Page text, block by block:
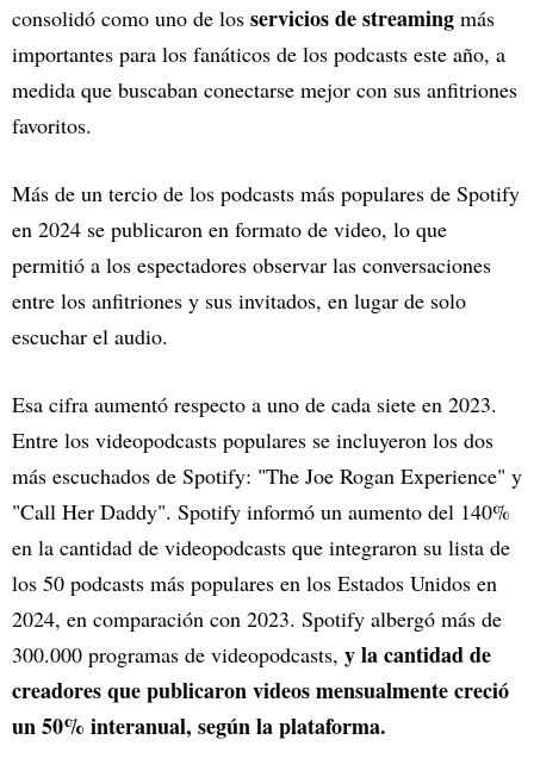
consolidó como uno de los servicios de streaming más
importantes para los fanáticos de los podcasts este año, a
medida que buscaban conectarse mejor con sus anfitriones
favoritos.
Más de un tercio de los podcasts más populares de Spotify
en 2024 se publicaron en formato de video, lo que
permitió a los espectadores observar las conversaciones
entre los anfitriones y sus invitados, en lugar de solo
escuchar el audio.
Esa cifra aumentó respecto a uno de cada siete en 2023.
Entre los videopodcasts populares se incluyeron los dos
más escuchados de Spotify: "The Joe Rogan Experience" y
"Call Her Daddy". Spotify informó un aumento del 140%
en la cantidad de videopodcasts que integraron su lista de
los 50 podcasts más populares en los Estados Unidos en
2024, en comparación con 2023. Spotify albergó más de
300.000 programas de videopodcasts, y la cantidad de
creadores que publicaron videos mensualmente creció
un 50% interanual, según la plataforma.